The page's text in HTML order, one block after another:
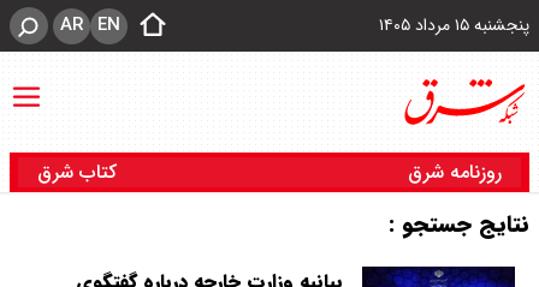
پنجشنبه ۱۵ مرداد ۱۴۰۵ EN
AR
روزنامه شرق کتاب شرق
نتایج جستجو :